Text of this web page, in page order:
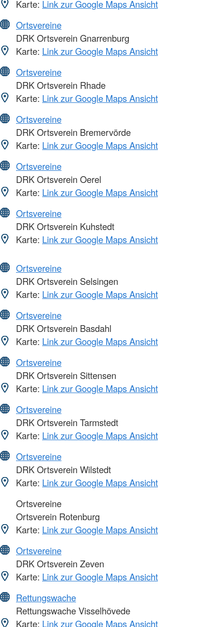
Karte: Link zur Google Maps Ansicht
Ortsvereine
DRK Ortsverein Gnarrenburg
Karte: Link zur Google Maps Ansicht
Ortsvereine
DRK Ortsverein Rhade
Karte: Link zur Google Maps Ansicht
Ortsvereine
DRK Ortsverein Bremervörde
Karte: Link zur Google Maps Ansicht
Ortsvereine
DRK Ortsverein Oerel
Karte: Link zur Google Maps Ansicht
Ortsvereine
DRK Ortsverein Kuhstedt
Karte: Link zur Google Maps Ansicht
Ortsvereine
DRK Ortsverein Selsingen
Karte: Link zur Google Maps Ansicht
Ortsvereine
DRK Ortsverein Basdahl
Karte: Link zur Google Maps Ansicht
Ortsvereine
DRK Ortsverein Sittensen
Karte: Link zur Google Maps Ansicht
Ortsvereine
DRK Ortsverein Tarmstedt
Karte: Link zur Google Maps Ansicht
Ortsvereine
DRK Ortsverein Wilstedt
Karte: Link zur Google Maps Ansicht
Ortsvereine
Ortsverein Rotenburg
Karte: Link zur Google Maps Ansicht
Ortsvereine
DRK Ortsverein Zeven
Karte: Link zur Google Maps Ansicht
Rettungswache
Rettungswache Visselhövede
Karte: Link zur Google Maps Ansicht